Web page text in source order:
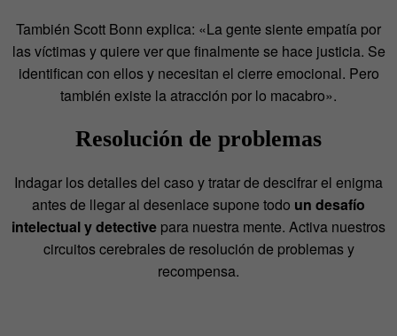
También Scott Bonn explica: «La gente siente empatía por
las víctimas y quiere ver que finalmente se hace justicia. Se
identifican con ellos y necesitan el cierre emocional. Pero
también existe la atracción por lo macabro».
Resolución de problemas
Indagar los detalles del caso y tratar de descifrar el enigma
antes de llegar al desenlace supone todo un desafío
intelectual y detective para nuestra mente. Activa nuestros
circuitos cerebrales de resolución de problemas y
recompensa.